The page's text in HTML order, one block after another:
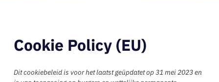
Cookie Policy (EU)
Dit cookiebeleid is voor het laatst geüpdatet op 31 mei 2023 en